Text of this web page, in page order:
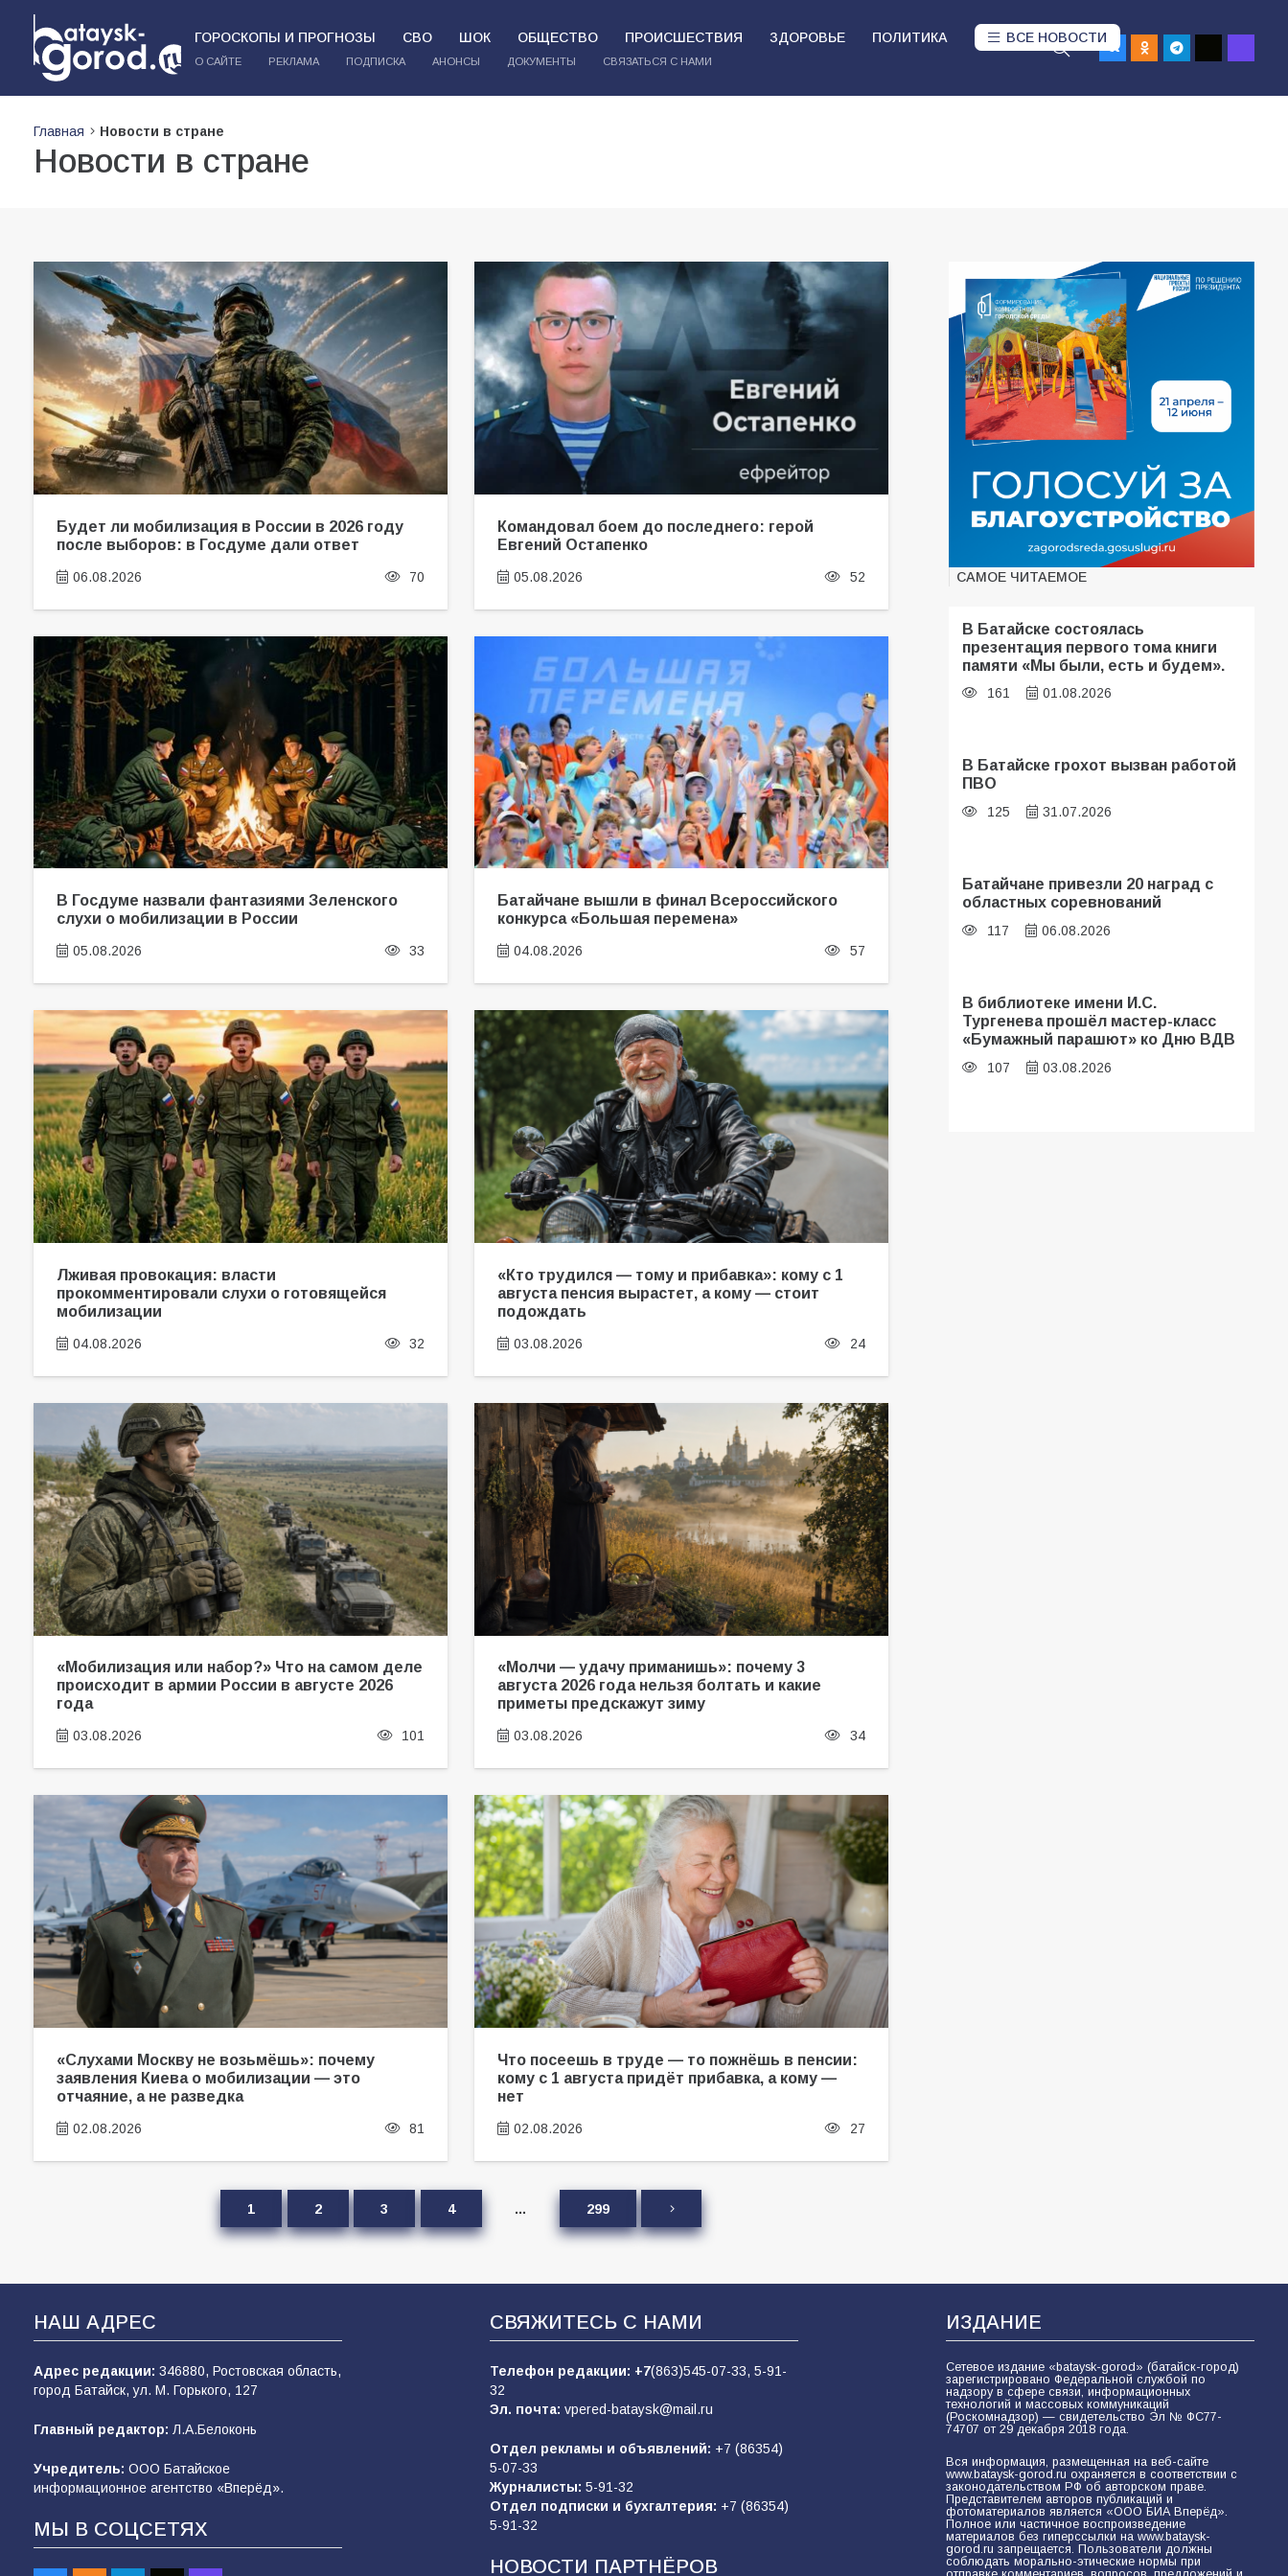
ГОРОСКОПЫ И ПРОГНОЗЫ СВО ШОК ОБЩЕСТВО ПРОИСШЕСТВИЯ ЗДОРОВЬЕ ПОЛИТИКА ВСЕ НОВОСТИ
О САЙТЕ РЕКЛАМА ПОДПИСКА АНОНСЫ ДОКУМЕНТЫ СВЯЗАТЬСЯ С НАМИ
Главная Новости в стране
Новости в стране
Будет ли мобилизация в России в 2026 году
после выборов: в Госдуме дали ответ
06.08.2026 70
Командовал боем до последнего: герой
Евгений Остапенко
05.08.2026 52
В Госдуме назвали фантазиями Зеленского
слухи о мобилизации в России
05.08.2026 33
Батайчане вышли в финал Всероссийского
конкурса «Большая перемена»
04.08.2026 57
Лживая провокация: власти
прокомментировали слухи о готовящейся
мобилизации
04.08.2026 32
«Кто трудился — тому и прибавка»: кому с 1
августа пенсия вырастет, а кому — стоит
подождать
03.08.2026 24
«Мобилизация или набор?» Что на самом деле
происходит в армии России в августе 2026
года
03.08.2026 101
«Молчи — удачу приманишь»: почему 3
августа 2026 года нельзя болтать и какие
приметы предскажут зиму
03.08.2026 34
«Слухами Москву не возьмёшь»: почему
заявления Киева о мобилизации — это
отчаяние, а не разведка
02.08.2026 81
Что посеешь в труде — то пожнёшь в пенсии:
кому с 1 августа придёт прибавка, а кому —
нет
02.08.2026 27
1 2 3 4 … 299
САМОЕ ЧИТАЕМОЕ
В Батайске состоялась
презентация первого тома книги
памяти «Мы были, есть и будем».
161 01.08.2026
В Батайске грохот вызван работой
ПВО
125 31.07.2026
Батайчане привезли 20 наград с
областных соревнований
117 06.08.2026
В библиотеке имени И.С.
Тургенева прошёл мастер-класс
«Бумажный парашют» ко Дню ВДВ
107 03.08.2026
НАШ АДРЕС
Адрес редакции: 346880, Ростовская область,
город Батайск, ул. М. Горького, 127
Главный редактор: Л.А.Белоконь
Учредитель: ООО Батайское
информационное агентство «Вперёд».
МЫ В СОЦСЕТЯХ
СВЯЖИТЕСЬ С НАМИ
Телефон редакции: +7(863)545-07-33, 5-91-
32
Эл. почта: vpered-bataysk@mail.ru
Отдел рекламы и объявлений: +7 (86354)
5-07-33
Журналисты: 5-91-32
Отдел подписки и бухгалтерия: +7 (86354)
5-91-32
НОВОСТИ ПАРТНЁРОВ
ИЗДАНИЕ
Сетевое издание «bataysk-gorod» (батайск-город)
зарегистрировано Федеральной службой по
надзору в сфере связи, информационных
технологий и массовых коммуникаций
(Роскомнадзор) — свидетельство Эл № ФС77-
74707 от 29 декабря 2018 года.
Вся информация, размещенная на веб-сайте
www.bataysk-gorod.ru охраняется в соответствии с
законодательством РФ об авторском праве.
Представителем авторов публикаций и
фотоматериалов является «ООО БИА Вперёд».
Полное или частичное воспроизведение
материалов без гиперссылки на www.bataysk-
gorod.ru запрещается. Пользователи должны
соблюдать морально-этические нормы при